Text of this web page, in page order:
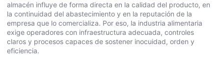
almacén influye de forma directa en la calidad del producto, en
la continuidad del abastecimiento y en la reputación de la
empresa que lo comercializa. Por eso, la industria alimentaria
exige operadores con infraestructura adecuada, controles
claros y procesos capaces de sostener inocuidad, orden y
eficiencia.